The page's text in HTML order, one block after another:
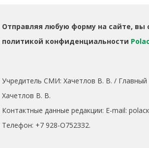
Отправляя любую форму на сайте, вы
политикой конфиденциальности
Учредитель СМИ: Хaчeтлoв B. B. /
Хaчeтлoв B. B.
Контактные данные редакции: E-mail:
Телефон: +7 928-O752ЗЗ2.